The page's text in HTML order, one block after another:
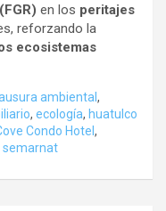
en los peritajes
reforzando la
ecosistemas
ambiental,
, ecología, huatulco
Condo Hotel,
semarnat